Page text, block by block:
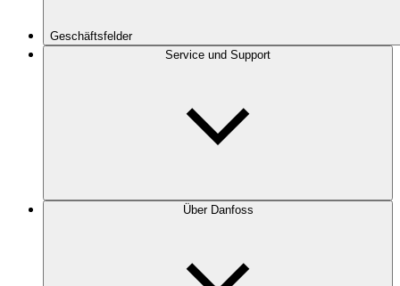
Geschäftsfelder
Service und Support
Über Danfoss